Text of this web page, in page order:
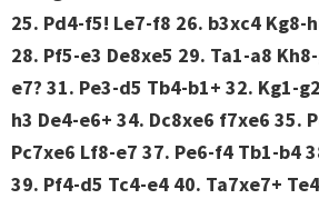
25. Pd4-f5! Le7-f8 26. b3xc4 Kg8-
28. Pf5-e3 De8xe5 29. Ta1-a8
e7? 31. Pe3-d5 Tb4-b1+ 32. Kg1-
h3 De4-e6+ 34. Dc8xe6 f7xe6 35.
Pc7xe6 Lf8-e7 37. Pe6-f4 Tb1-b4
39. Pf4-d5 Tc4-e4 40. Ta7xe7+